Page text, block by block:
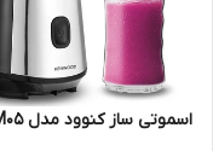
اسموتی ساز کنوود مدل BLM05